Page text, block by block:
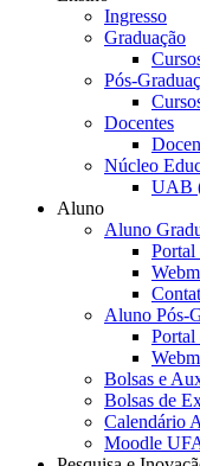
Ingresso
Graduação
Pós-
Docentes
Núcleo
UAB
Aluno
Aluno
Aluno Pós-
Bolsas e
Bolsas de
Calendário
Moodle